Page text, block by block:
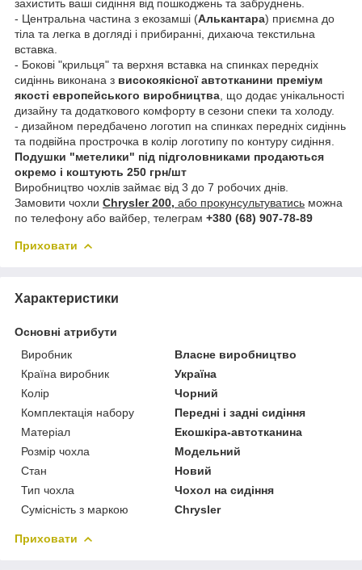
захистить ваші сидіння від пошкоджень та забруднень.
- Центральна частина з екозамші (Алькантара) приємна до
тіла та легка в догляді і прибиранні, дихаюча текстильна
вставка.
- Бокові "крильця" та верхня вставка на спинках передніх
сидіннь виконана з високоякісної автотканини преміум
якості европейського виробництва , що додає унікальності
дизайну та додаткового комфорту в сезони спеки та холоду.
- дизайном передбачено логотип на спинках передніх сидіннь
та подвійна прострочка в колір логотипу по контуру сидіння.
Подушки "метелики" під підголовниками продаються
окремо і коштують 250 грн/шт
Виробництво чохлів займає від 3 до 7 робочих днів.
Замовити чохли Chrysler 200, або прокунсультуватись можна
по телефону або вайбер, телеграм +380 (68) 907-78-89
Приховати
Характеристики
Основні атрибути
Виробник
Власне виробництво
Країна виробник
Україна
Колір
Чорний
Комплектація набору
Передні і задні сидіння
Матеріал
Екошкіра-автотканина
Розмір чохла
Модельний
Стан
Новий
Тип чохла
Чохол на сидіння
Сумісність з маркою
Chrysler
Приховати